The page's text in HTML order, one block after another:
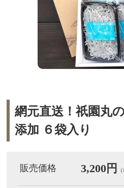
網元直送！祇園丸
添加 ６袋入り
販売価格 3,200円